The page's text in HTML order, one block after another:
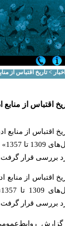
اخبار > تاریخ اقتباس از
اقتباس از
اقتباس از منابع
بررسی قرار
اقتباس از منابع
بررسی قرار
گزارش